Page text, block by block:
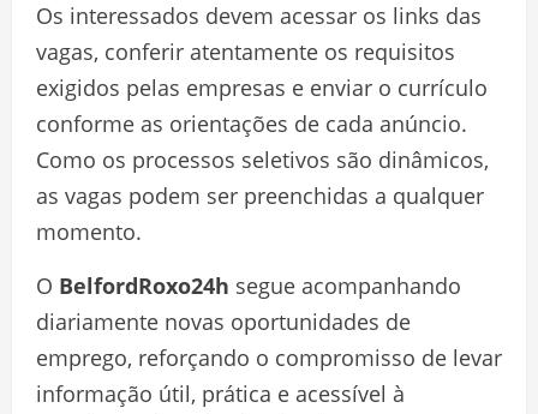
Os interessados devem acessar os links das
vagas, conferir atentamente os requisitos
exigidos pelas empresas e enviar o currículo
conforme as orientações de cada anúncio.
Como os processos seletivos são dinâmicos,
as vagas podem ser preenchidas a qualquer
momento.
O BelfordRoxo24h segue acompanhando
diariamente novas oportunidades de
emprego, reforçando o compromisso de levar
informação útil, prática e acessível à